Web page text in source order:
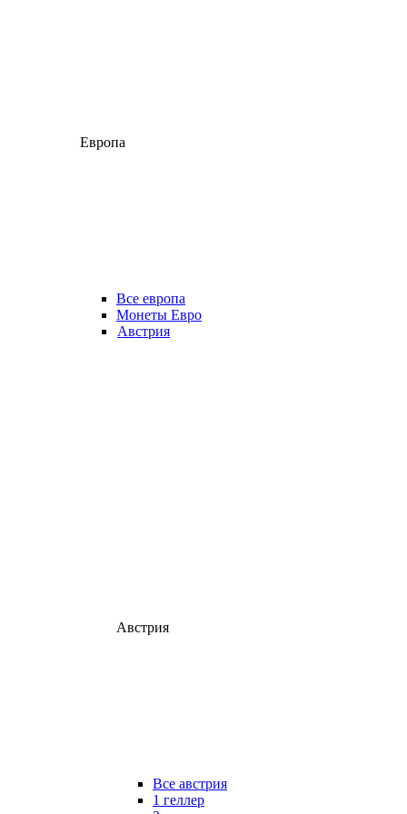
Европа
Все европа
Монеты Евро
Австрия
Австрия
Все австрия
1 геллер